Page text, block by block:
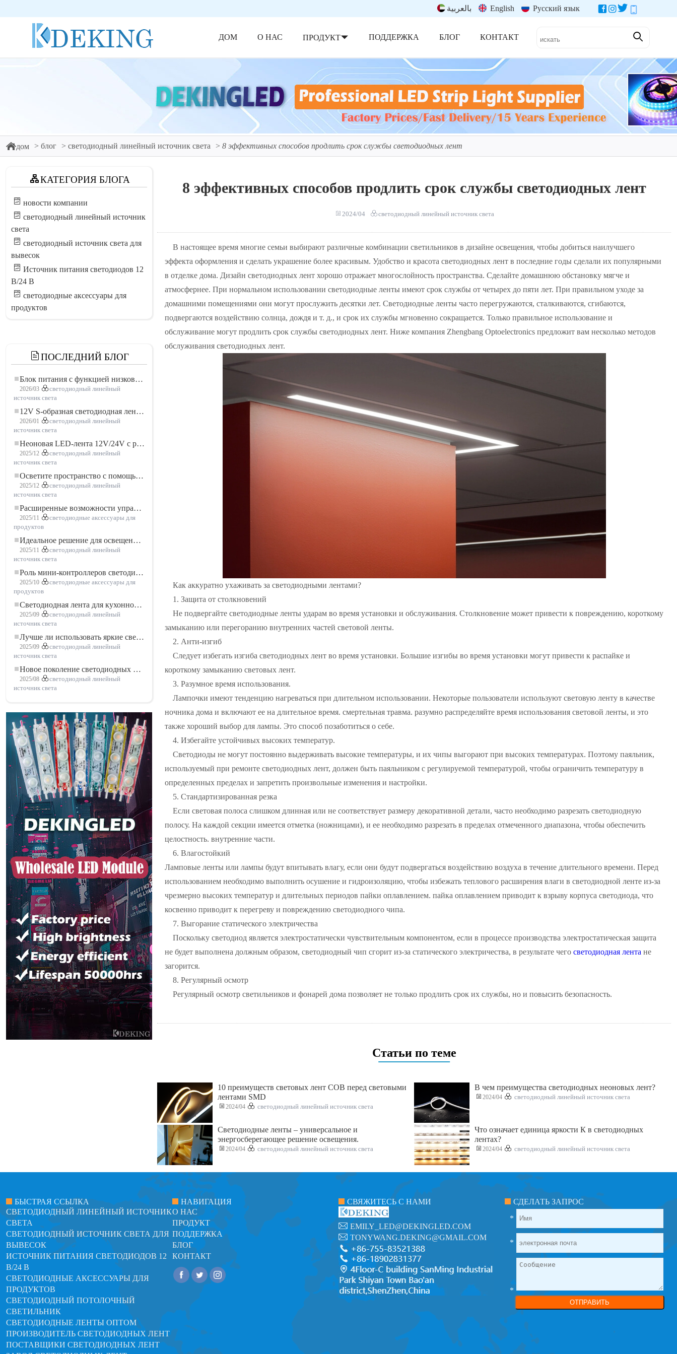
بالعربية English Русский язык
ДОМ О НАС ПРОДУКТ ПОДДЕРЖКА БЛОГ КОНТАКТ
дом блог светодиодный линейный источник света 8 эффективных способов продлить срок службы светодиодных лент
КАТЕГОРИЯ БЛОГА
новости компании
светодиодный линейный источник
света
светодиодный источник света для
вывесок
Источник питания светодиодов 12
В/24 В
светодиодные аксессуары для
продуктов
ПОСЛЕДНИЙ БЛОГ
Блок питания с функцией низковольтного плавного пуска для LED освещения
2026/03
светодиодный линейный
источник света
12V S-образная светодиодная лента: гибкое и эффективное решение для современного освещения
2026/01
светодиодный линейный
источник света
Неоновая LED-лента 12V/24V с резкой по 3 светодиода: современное неоновое освещение для любого пространства
2025/12
светодиодный линейный
источник света
Осветите пространство с помощью гибкой низковольтной неоновой LED-ленты
2025/12
светодиодный линейный
источник света
Расширенные возможности управления освещением: основные преимущества контроллера RGBW 5–24 В
2025/11
светодиодные аксессуары для
продуктов
Идеальное решение для освещения: гибкая светодиодная лента COB высокой плотности FOB для современного освещения
2025/11
светодиодный линейный
источник света
Роль мини-контроллеров светодиодов в проектах светодиодных лент
2025/10
светодиодные аксессуары для
продуктов
Светодиодная лента для кухонного шкафа: сенсорная светодиодная лента COB, которая меняет представление о домашнем и коммерческом освещении
2025/09
светодиодный линейный
источник света
Лучше ли использовать яркие светодиодные лампы?
2025/09
светодиодный линейный
источник света
Новое поколение светодиодных лент: свободная резка для неограниченных возможностей
2025/08
светодиодный линейный
источник света
8 эффективных способов продлить срок службы светодиодных лент
2024/04 светодиодный линейный источник света
В настоящее время многие семьи выбирают различные комбинации светильников в дизайне освещения, чтобы добиться наилучшего
эффекта оформления и сделать украшение более красивым. Удобство и красота светодиодных лент в последние годы сделали их популярными
в отделке дома. Дизайн светодиодных лент хорошо отражает многослойность пространства. Сделайте домашнюю обстановку мягче и
атмосфернее. При нормальном использовании светодиодные ленты имеют срок службы от четырех до пяти лет. При правильном уходе за
домашними помещениями они могут прослужить десятки лет. Светодиодные ленты часто перегружаются, сталкиваются, сгибаются,
подвергаются воздействию солнца, дождя и т. д., и срок их службы мгновенно сокращается. Только правильное использование и
обслуживание могут продлить срок службы светодиодных лент. Ниже компания Zhengbang Optoelectronics предложит вам несколько методов
обслуживания светодиодных лент.
Как аккуратно ухаживать за светодиодными лентами?
1. Защита от столкновений
Не подвергайте светодиодные ленты ударам во время установки и обслуживания. Столкновение может привести к повреждению, короткому
замыканию или перегоранию внутренних частей световой ленты.
2. Анти-изгиб
Следует избегать изгиба светодиодных лент во время установки. Большие изгибы во время установки могут привести к распайке и
короткому замыканию световых лент.
3. Разумное время использования.
Лампочки имеют тенденцию нагреваться при длительном использовании. Некоторые пользователи используют световую ленту в качестве
ночника дома и включают ее на длительное время. смертельная травма. разумно распределяйте время использования световой ленты, и это
также хороший выбор для лампы. Это способ позаботиться о себе.
4. Избегайте устойчивых высоких температур.
Светодиоды не могут постоянно выдерживать высокие температуры, и их чипы выгорают при высоких температурах. Поэтому паяльник,
используемый при ремонте светодиодных лент, должен быть паяльником с регулируемой температурой, чтобы ограничить температуру в
определенных пределах и запретить произвольные изменения и настройки.
5. Стандартизированная резка
Если световая полоса слишком длинная или не соответствует размеру декоративной детали, часто необходимо разрезать светодиодную
полосу. На каждой секции имеется отметка (ножницами), и ее необходимо разрезать в пределах отмеченного диапазона, чтобы обеспечить
целостность. внутренние части.
6. Влагостойкий
Ламповые ленты или лампы будут впитывать влагу, если они будут подвергаться воздействию воздуха в течение длительного времени. Перед
использованием необходимо выполнить осушение и гидроизоляцию, чтобы избежать теплового расширения влаги в светодиодной ленте из-за
чрезмерно высоких температур и длительных периодов пайки оплавлением. пайка оплавлением приводит к взрыву корпуса светодиода, что
косвенно приводит к перегреву и повреждению светодиодного чипа.
7. Выгорание статического электричества
Поскольку светодиод является электростатически чувствительным компонентом, если в процессе производства электростатическая защита
не будет выполнена должным образом, светодиодный чип сгорит из-за статического электричества, в результате чего светодиодная лента не
загорится.
8. Регулярный осмотр
Регулярный осмотр светильников и фонарей дома позволяет не только продлить срок их службы, но и повысить безопасность.
Статьи по теме
10 преимуществ световых лент COB перед световыми
лентами SMD
2024/04 светодиодный линейный источник света
В чем преимущества светодиодных неоновых лент?
2024/04 светодиодный линейный источник света
Светодиодные ленты – универсальное и
энергосберегающее решение освещения.
2024/04 светодиодный линейный источник света
Что означает единица яркости К в светодиодных
лентах?
2024/04 светодиодный линейный источник света
БЫСТРАЯ ССЫЛКА
СВЕТОДИОДНЫЙ ЛИНЕЙНЫЙ ИСТОЧНИК
СВЕТА
СВЕТОДИОДНЫЙ ИСТОЧНИК СВЕТА ДЛЯ
ВЫВЕСОК
ИСТОЧНИК ПИТАНИЯ СВЕТОДИОДОВ 12
В/24 В
СВЕТОДИОДНЫЕ АКСЕССУАРЫ ДЛЯ
ПРОДУКТОВ
СВЕТОДИОДНЫЙ ПОТОЛОЧНЫЙ
СВЕТИЛЬНИК
СВЕТОДИОДНЫЕ ЛЕНТЫ ОПТОМ
ПРОИЗВОДИТЕЛЬ СВЕТОДИОДНЫХ ЛЕНТ
ПОСТАВЩИКИ СВЕТОДИОДНЫХ ЛЕНТ
НАВИГАЦИЯ
О НАС
ПРОДУКТ
ПОДДЕРЖКА
БЛОГ
КОНТАКТ
СВЯЖИТЕСЬ С НАМИ
EMILY_LED@DEKINGLED.COM
TONYWANG.DEKING@GMAIL.COM
СДЕЛАТЬ ЗАПРОС
*
*
*
ОТПРАВИТЬ